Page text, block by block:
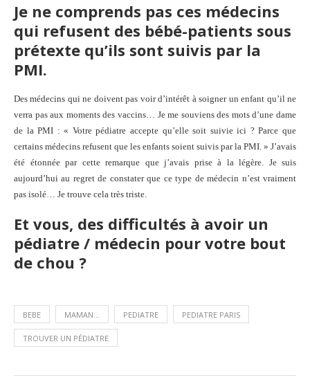
Je ne comprends pas ces médecins
qui refusent des bébé-patients sous
prétexte qu’ils sont suivis par la
PMI.
Des médecins qui ne doivent pas voir d’intérêt à soigner un enfant qu’il ne
verra pas aux moments des vaccins… Je me souviens des mots d’une dame
de la PMI : « Votre pédiatre accepte qu’elle soit suivie ici ? Parce que
certains médecins refusent que les enfants soient suivis par la PMI. » J’avais
été étonnée par cette remarque que j’avais prise à la légère. Je suis
aujourd’hui au regret de constater que ce type de médecin n’est vraiment
pas isolé… Je trouve cela très triste.
Et vous, des difficultés à avoir un
pédiatre / médecin pour votre bout
de chou ?
BEBE MAMAN... PEDIATRE PEDIATRE PARIS
TROUVER UN PÉDIATRE